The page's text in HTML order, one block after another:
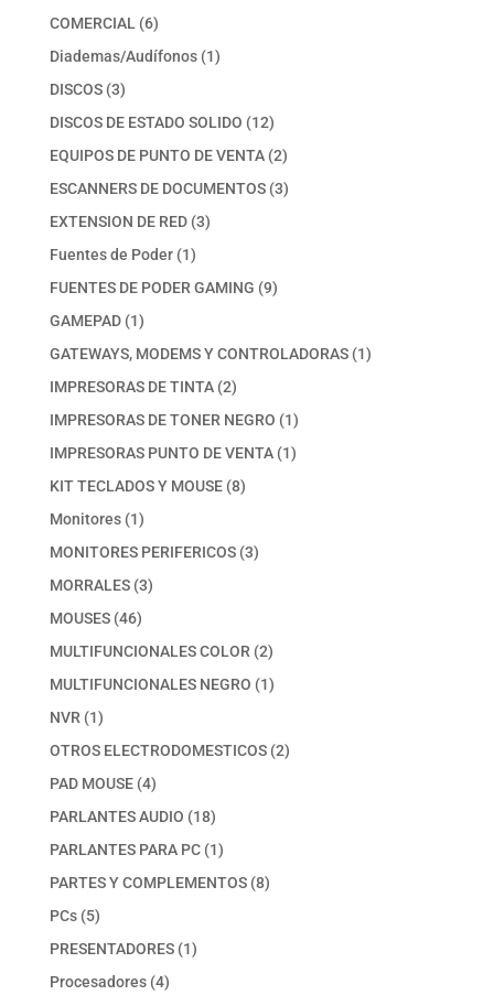
COMERCIAL 66
productos
Diademas/Audífonos 11
DISCOS 33
productos
DISCOS DE ESTADO SOLIDO 1212
productos
EQUIPOS DE PUNTO DE VENTA 22
productos
ESCANNERS DE DOCUMENTOS 33
EXTENSION DE RED 33
Fuentes de Poder 11
producto
FUENTES DE PODER GAMING 99
GAMEPAD 11
producto
GATEWAYS, MODEMS Y CONTROLADORAS 11
IMPRESORAS DE TINTA 22
productos
IMPRESORAS DE TONER NEGRO 11
producto
IMPRESORAS PUNTO DE VENTA 11
KIT TECLADOS Y MOUSE 88
Monitores 11
producto
MONITORES PERIFERICOS 33
MORRALES 33
MOUSES 4646
productos
MULTIFUNCIONALES COLOR 22
productos
MULTIFUNCIONALES NEGRO 11
NVR 11
producto
OTROS ELECTRODOMESTICOS 22
PAD MOUSE 44
productos
PARLANTES AUDIO 1818
productos
PARLANTES PARA PC 11
producto
PARTES Y COMPLEMENTOS 88
PCs 55
productos
PRESENTADORES 11
Procesadores 44